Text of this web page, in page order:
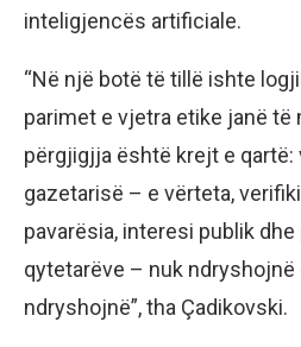
inteligjencës artificiale.
“Në një botë të tillë ishte
parimet e vjetra etike janë
përgjigjja është krejt e
gazetarisë – e vërteta,
pavarësia, interesi publik
qytetarëve – nuk ndryshojnë
ndryshojnë”, tha Çadikovski.